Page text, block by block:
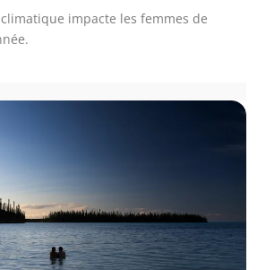
climatique impacte les femmes de